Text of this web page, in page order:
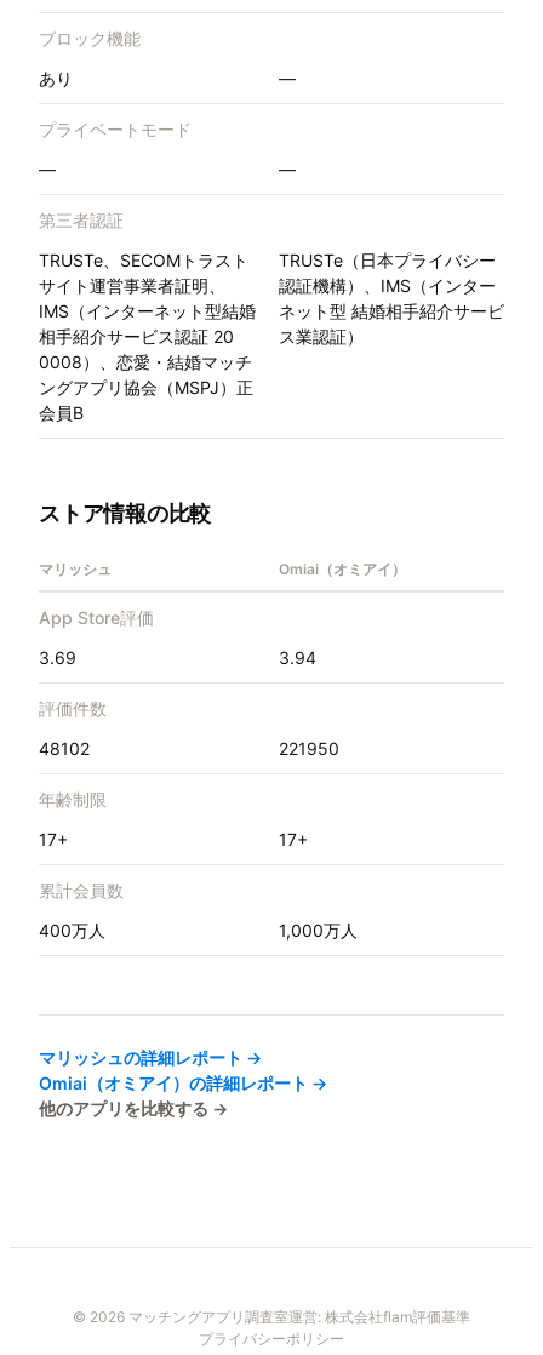
ブロック機能
あり
—
プライベートモード
—
—
第三者認証
TRUSTe、SECOMトラスト
サイト運営事業者証明、
IMS（インターネット型結婚
相手紹介サービス認証 20
0008）、恋愛・結婚マッチ
ングアプリ協会（MSPJ）正
会員B
TRUSTe（日本プライバシー
認証機構）、IMS（インター
ネット型 結婚相手紹介サービ
ス業認証）
ストア情報の比較
マリッシュ Omiai（オミアイ）
App Store評価
3.69
3.94
評価件数
48102
221950
年齢制限
17+
17+
累計会員数
400万人
1,000万人
マリッシュの詳細レポート →
Omiai（オミアイ） の詳細レポート →
他のアプリを比較する →
© 2026 マッチングアプリ調査室運営: 株式会社flam評価基準
プライバシーポリシー